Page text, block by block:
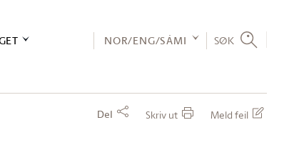
NOR/ENG/SÁMI SØK
Del Skriv ut Meld feil